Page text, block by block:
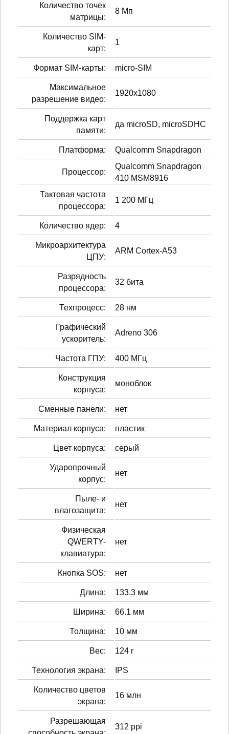
Количество точек
матрицы:
8 Мп
Количество SIM-
карт:
1
Формат SIM-карты: micro-SIM
Максимальное
разрешение видео:
1920x1080
Поддержка карт
памяти:
да microSD, microSDHC
Платформа: Qualcomm Snapdragon
Процессор:
Qualcomm Snapdragon
410 MSM8916
Тактовая частота
процессора:
1 200 МГц
Количество ядер: 4
Микроархитектура
ЦПУ:
ARM Cortex-A53
Разрядность
процессора:
32 бита
Техпроцесс: 28 нм
Графический
ускоритель:
Adreno 306
Частота ГПУ: 400 МГц
Конструкция
корпуса:
моноблок
Сменные панели: нет
Материал корпуса: пластик
Цвет корпуса: серый
Ударопрочный
корпус:
нет
Пыле- и
влагозащита:
нет
Физическая
QWERTY-
клавиатура:
нет
Кнопка SOS: нет
Длина: 133.3 мм
Ширина: 66.1 мм
Толщина: 10 мм
Вес: 124 г
Технология экрана: IPS
Количество цветов
экрана:
16 млн
Разрешающая
312 ppi